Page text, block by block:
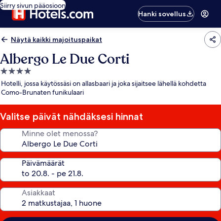
Siirry sivun pääosioon
Hanki sovellus
Näytä kaikki majoituspaikat
Albergo Le Due Corti
4.0
tähden
majoituspaikka
Hotelli, jossa käytössäsi on allasbaari ja joka sijaitsee lähellä kohdetta
Como-Brunaten funikulaari
Valitse päivät nähdäksesi hinnat
Minne olet menossa?
Päivämäärät
Asiakkaat